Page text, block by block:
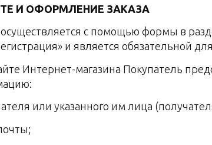
И ОФОРМЛЕНИЕ ЗАКАЗА
осуществляется с помощью формы в
и является обязательной
Интернет-магазина Покупатель
или указанного им лица